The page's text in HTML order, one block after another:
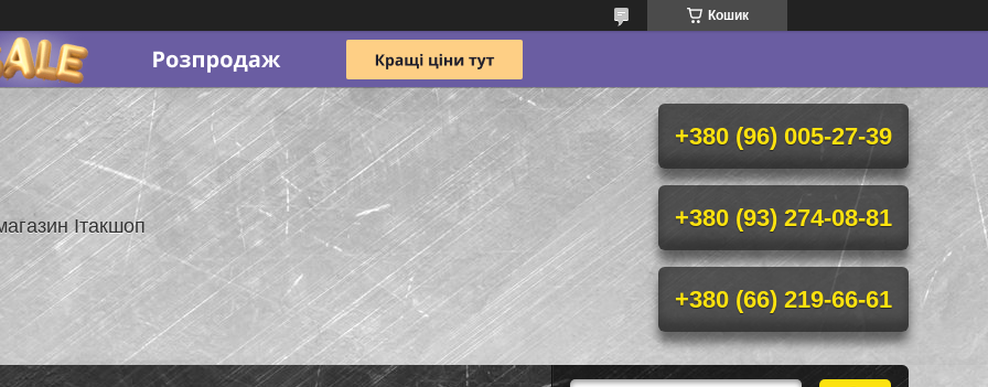
Кошик
Ітакшоп
+380 (96) 005-27-39
+380 (93) 274-08-81
+380 (66) 219-66-61